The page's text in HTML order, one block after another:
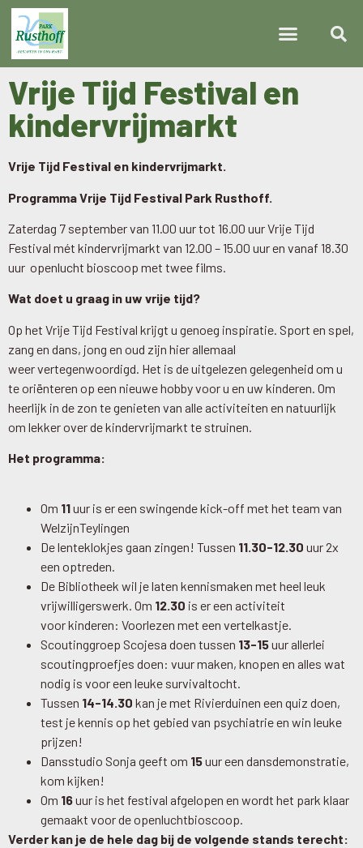
Vrije Tijd Festival en
kindervrijmarkt
Vrije Tijd Festival en kindervrijmarkt.
Programma Vrije Tijd Festival Park Rusthoff.
Zaterdag 7 september van 11.00 uur tot 16.00 uur Vrije Tijd
Festival mét kindervrijmarkt van 12.00 – 15.00 uur en vanaf 18.30
uur openlucht bioscoop met twee films.
Wat doet u graag in uw vrije tijd?
Op het Vrije Tijd Festival krijgt u genoeg inspiratie. Sport en spel,
zang en dans, jong en oud zijn hier allemaal
weer vertegenwoordigd. Het is de uitgelezen gelegenheid om u
te oriënteren op een nieuwe hobby voor u en uw kinderen. Om
heerlijk in de zon te genieten van alle activiteiten en natuurlijk
om lekker over de kindervrijmarkt te struinen.
Het programma:
Om 11uur is er een swingende kick-off met het team van
WelzijnTeylingen
De lenteklokjes gaan zingen! Tussen 11.30-12.30 uur 2x
een optreden.
De Bibliotheek wil je laten kennismaken met heel leuk
vrijwilligerswerk. Om 12.30 is er een activiteit
voor kinderen: Voorlezen met een vertelkastje.
Scoutinggroep Scojesa doen tussen 13-15uur allerlei
scoutingproefjes doen: vuur maken, knopen en alles wat
nodig is voor een leuke survivaltocht.
Tussen 14-14.30 kan je met Rivierduinen een quiz doen,
test je kennis op het gebied van psychiatrie en win leuke
prijzen!
Dansstudio Sonja geeft om 15uur een dansdemonstratie,
kom kijken!
Om 16uur is het festival afgelopen en wordt het park klaar
gemaakt voor de openluchtbioscoop.
Verder kan je de hele dag bij de volgende stands terecht: